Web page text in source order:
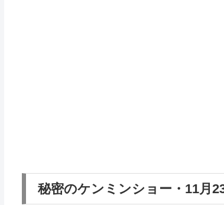
秘密のケンミンショー・11月